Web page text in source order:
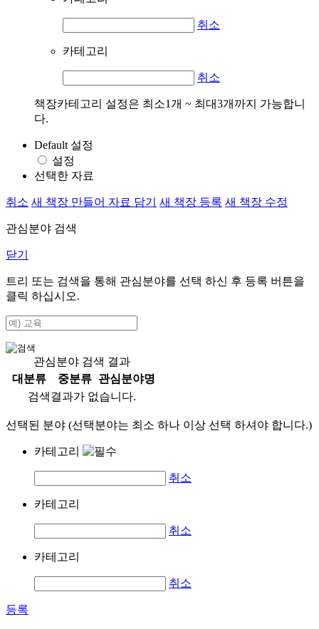
취소
카테고리
취소
책장카테고리 설정은 최소1개 ~ 최대3개까지 가능합니
다.
Default 설정
설정
선택한 자료
취소 새 책장 만들어 자료 담기 새 책장 등록 새 책장 수정
관심분야 검색
닫기
트리 또는 검색을 통해 관심분야를 선택 하신 후 등록 버튼을
클릭 하십시오.
관심분야 검색 결과
대분류
중분류
관심분야명
검색결과가 없습니다.
선택된 분야 (선택분야는 최소 하나 이상 선택 하셔야 합니다.)
카테고리
취소
카테고리
취소
카테고리
취소
등록